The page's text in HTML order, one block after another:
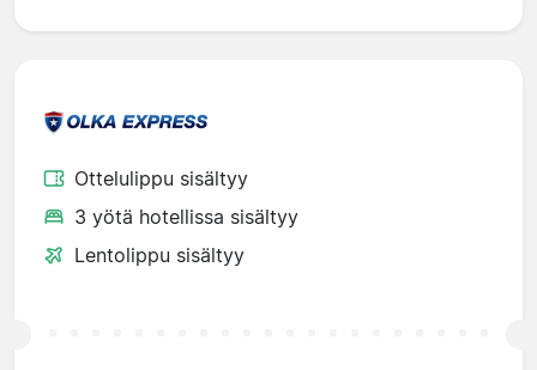
Ottelulippu sisältyy
3 yötä hotellissa sisältyy
Lentolippu sisältyy